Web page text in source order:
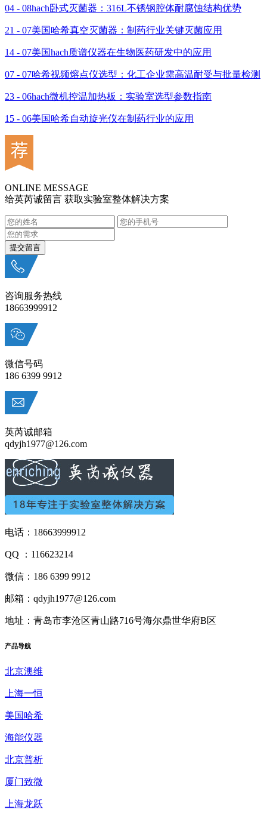
04 - 08hach卧式灭菌器：316L不锈钢腔体耐腐蚀结构优势
21 - 07美国哈希真空灭菌器：制药行业关键灭菌应用
14 - 07美国hach质谱仪器在生物医药研发中的应用
07 - 07哈希视频熔点仪选型：化工企业需高温耐受与批量检测
23 - 06hach微机控温加热板：实验室选型参数指南
15 - 06美国哈希自动旋光仪在制药行业的应用
ONLINE MESSAGE
给英芮诚留言 获取实验室整体解决方案
咨询服务热线
18663999912
微信号码
186 6399 9912
英芮诚邮箱
qdyjh1977@126.com
电话：18663999912
QQ ：116623214
微信：186 6399 9912
邮箱：qdyjh1977@126.com
地址：青岛市李沧区青山路716号海尔鼎世华府B区
产品导航
北京澳维
上海一恒
美国哈希
海能仪器
北京普析
厦门致微
上海龙跃